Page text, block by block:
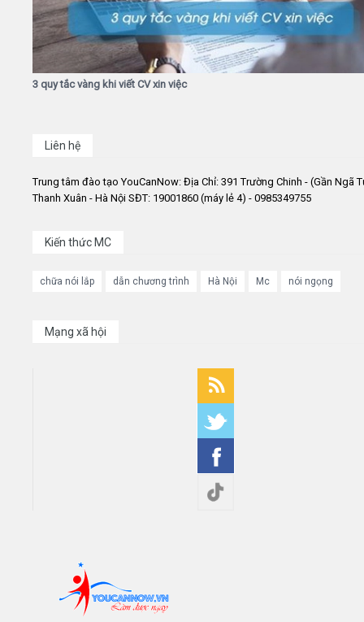
3 quy tắc vàng khi viết CV xin việc
Liên hệ
Trung tâm đào tạo YouCanNow: Địa Chỉ: 391 Trường Chinh - (Gần Ngã
Thanh Xuân - Hà Nội SĐT: 19001860 (máy lẻ 4) - 0985349755
Kiến thức MC
chữa nói lắp dẫn chương trình Hà Nội Mc nói ngọng
Mạng xã hội